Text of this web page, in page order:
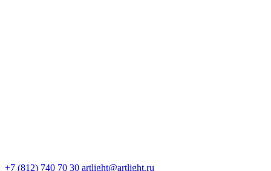
+7 (812) 740 70 30 artlight@artlight.ru